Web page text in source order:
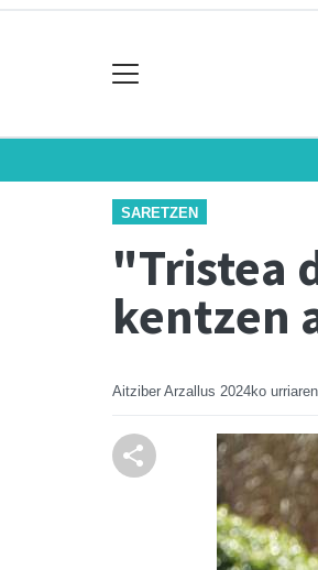
SARETZEN
"Tristea
kentzen
Aitziber Arzallus 2024ko